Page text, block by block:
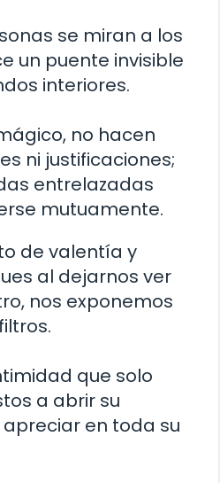
se miran a los
un puente invisible
interiores.
no hacen
ni justificaciones;
entrelazadas
mutuamente.
de valentía y
al dejarnos ver
nos exponemos
que solo
a abrir su
en toda su